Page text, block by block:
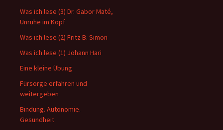
Was ich lese (3) Dr. Gabor Maté,
Unruhe im Kopf
Was ich lese (2) Fritz B. Simon
Was ich lese (1) Johann Hari
Eine kleine Übung
Fürsorge erfahren und
weitergeben
Bindung. Autonomie.
Gesundheit